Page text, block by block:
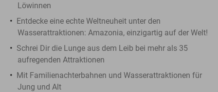
Löwinnen
Entdecke eine echte Weltneuheit unter den
Wasserattraktionen: Amazonia, einzigartig auf der Welt!
Schrei Dir die Lunge aus dem Leib bei mehr als 35
aufregenden Attraktionen
Mit Familienachterbahnen und Wasserattraktionen für
Jung und Alt